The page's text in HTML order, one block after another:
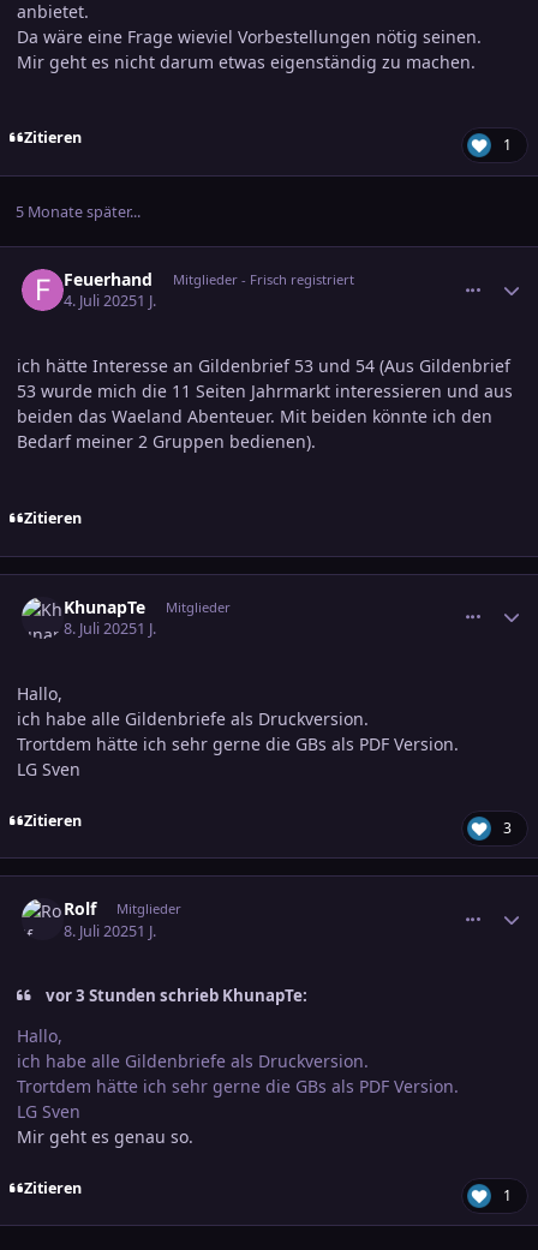
anbietet.
Da wäre eine Frage wieviel Vorbestellungen nötig seinen.
Mir geht es nicht darum etwas eigenständig zu machen.
Zitieren 1
5 Monate später...
Feuerhand Mitglieder - Frisch registriert
4. Juli 20251 J.
ich hätte Interesse an Gildenbrief 53 und 54 (Aus Gildenbrief
53 wurde mich die 11 Seiten Jahrmarkt interessieren und aus
beiden das Waeland Abenteuer. Mit beiden könnte ich den
Bedarf meiner 2 Gruppen bedienen).
Zitieren
KhunapTe Mitglieder
8. Juli 20251 J.
Hallo,
ich habe alle Gildenbriefe als Druckversion.
Trortdem hätte ich sehr gerne die GBs als PDF Version.
LG Sven
Zitieren 3
Rolf Mitglieder
8. Juli 20251 J.
vor 3 Stunden schrieb KhunapTe:
Hallo,
ich habe alle Gildenbriefe als Druckversion.
Trortdem hätte ich sehr gerne die GBs als PDF Version.
LG Sven
Mir geht es genau so.
Zitieren 1